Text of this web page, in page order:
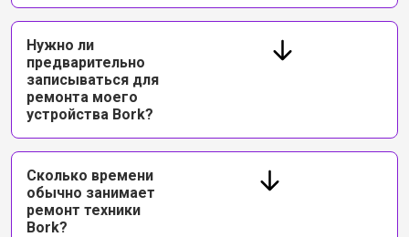
Нужно ли
предварительно
записываться для
ремонта моего
устройства Bork?
Сколько времени
обычно занимает
ремонт техники
Bork?